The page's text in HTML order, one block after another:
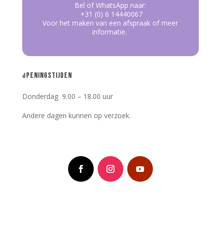
Bel of WhatsApp naar:
+31 (0) 6 14440067
Voor het maken van een afspraak of meer
informatie.
Openingstijden
Donderdag 9.00 – 18.00 uur
Andere dagen kunnen op verzoek.